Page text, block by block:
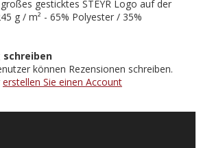
gesticktes STEYR Logo auf der
g / m² - 65% Polyester / 35%
schreiben
können Rezensionen schreiben.
erstellen Sie einen Account